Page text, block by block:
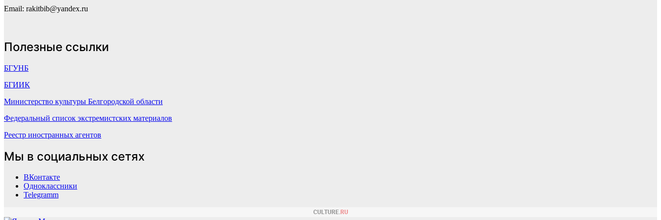
Email: rakitbib@yandex.ru
Полезные ссылки
БГУНБ
БГИИК
Министерство культуры Белгородской области
Федеральный список экстремистских материалов
Реестр иностранных агентов
Мы в социальных сетях
ВКонтакте
Одноклассники
Telegramm